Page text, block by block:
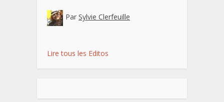
Par Sylvie Clerfeuille
Lire tous les Editos